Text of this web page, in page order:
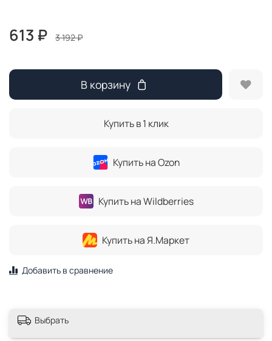
613 ₽ 3 192 ₽
В корзину
Купить в 1 клик
Купить на Ozon
Купить на Wildberries
Купить на Я.Маркет
Добавить в сравнение
Выбрать